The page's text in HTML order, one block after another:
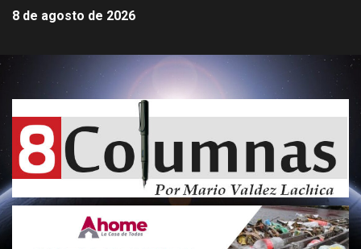
8 de agosto de 2026